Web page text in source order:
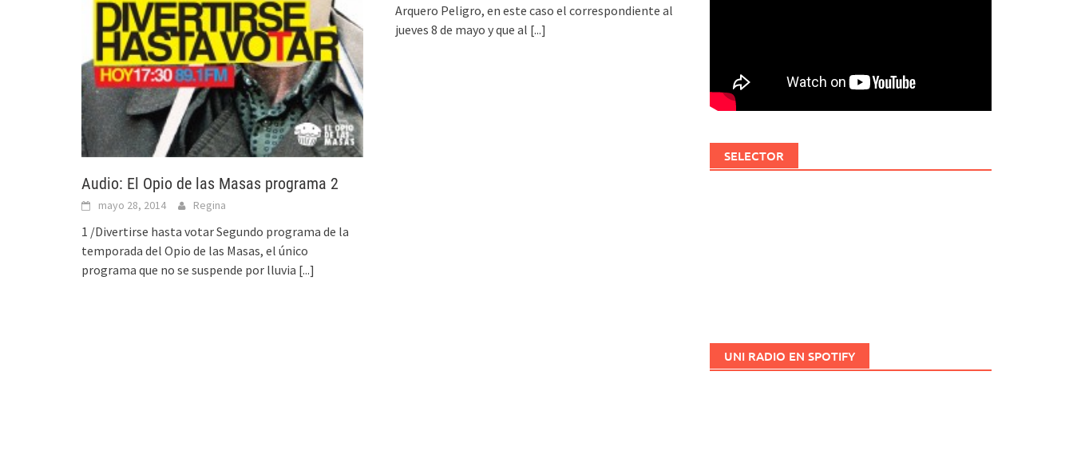
Audio: El Opio de las Masas programa 2
mayo 28, 2014 Regina
1 /Divertirse hasta votar Segundo programa de la
temporada del Opio de las Masas, el único
programa que no se suspende por lluvia [...]
Arquero Peligro, en este caso el correspondiente al
jueves 8 de mayo y que al [...]
SELECTOR
UNI RADIO EN SPOTIFY